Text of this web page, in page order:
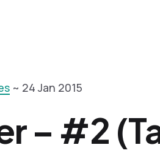
~ 24 Jan 2015
– #2